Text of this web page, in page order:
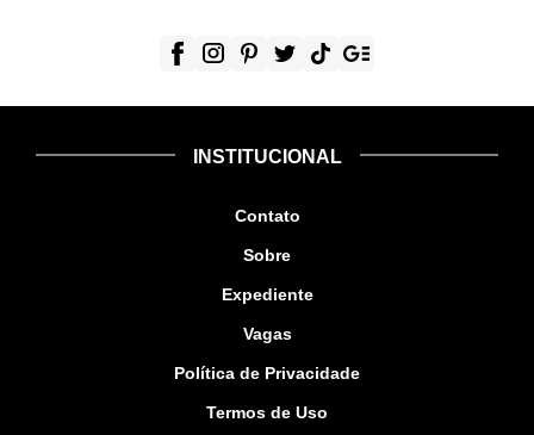
INSTITUCIONAL
Contato
Sobre
Expediente
Vagas
Política de Privacidade
Termos de Uso